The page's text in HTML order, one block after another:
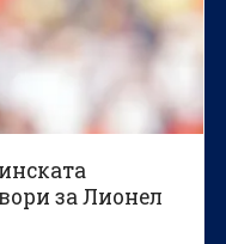
за Лионел